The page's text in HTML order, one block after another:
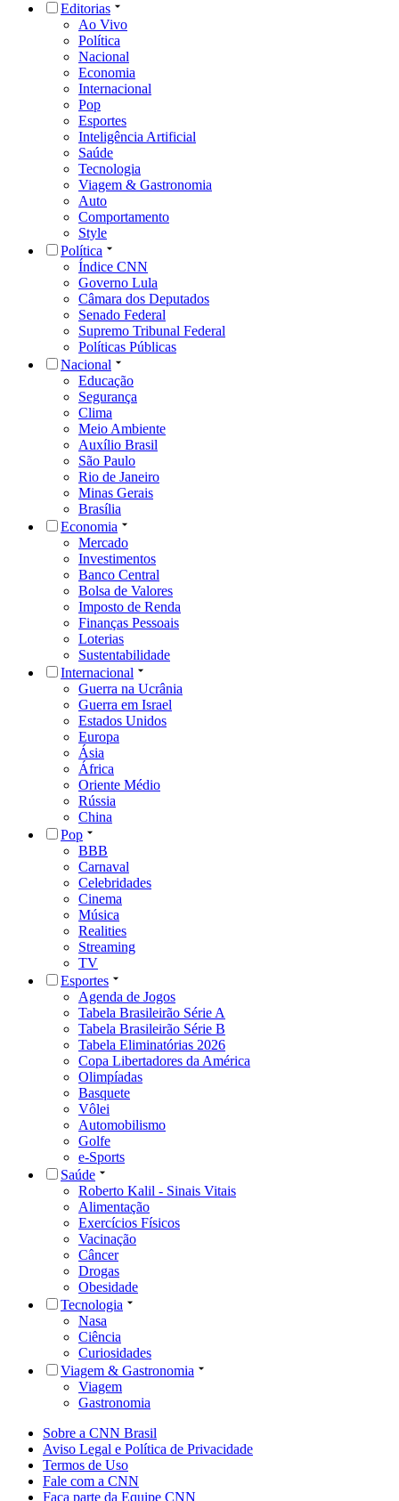
Editorias
Ao Vivo
Política
Nacional
Economia
Internacional
Pop
Esportes
Inteligência Artificial
Saúde
Tecnologia
Viagem & Gastronomia
Auto
Comportamento
Style
Política
Índice CNN
Governo Lula
Câmara dos Deputados
Senado Federal
Supremo Tribunal Federal
Políticas Públicas
Nacional
Educação
Segurança
Clima
Meio Ambiente
Auxílio Brasil
São Paulo
Rio de Janeiro
Minas Gerais
Brasília
Economia
Mercado
Investimentos
Banco Central
Bolsa de Valores
Imposto de Renda
Finanças Pessoais
Loterias
Sustentabilidade
Internacional
Guerra na Ucrânia
Guerra em Israel
Estados Unidos
Europa
Ásia
África
Oriente Médio
Rússia
China
Pop
BBB
Carnaval
Celebridades
Cinema
Música
Realities
Streaming
TV
Esportes
Agenda de Jogos
Tabela Brasileirão Série A
Tabela Brasileirão Série B
Tabela Eliminatórias 2026
Copa Libertadores da América
Olimpíadas
Basquete
Vôlei
Automobilismo
Golfe
e-Sports
Saúde
Roberto Kalil - Sinais Vitais
Alimentação
Exercícios Físicos
Vacinação
Câncer
Drogas
Obesidade
Tecnologia
Nasa
Ciência
Curiosidades
Viagem & Gastronomia
Viagem
Gastronomia
Sobre a CNN Brasil
Aviso Legal e Política de Privacidade
Termos de Uso
Fale com a CNN
Faça parte da Equipe CNN